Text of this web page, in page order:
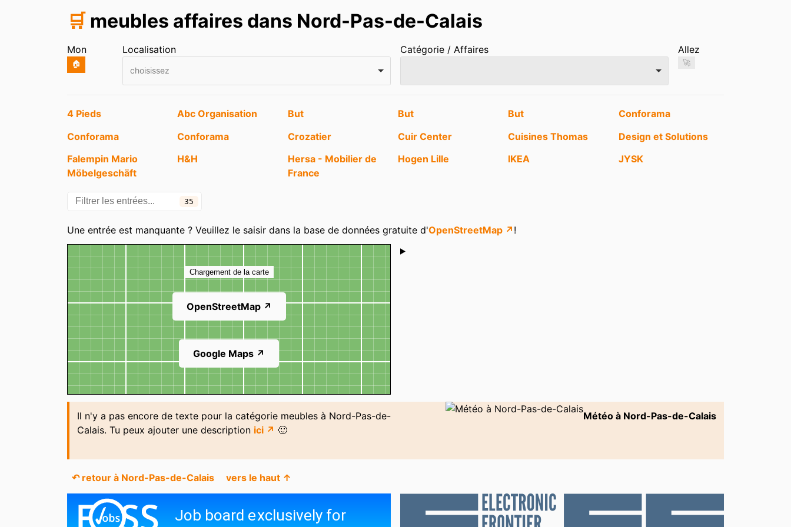
🛒 meubles affaires dans Nord-Pas-de-Calais
Mon
🏠
Localisation
choisissez
Catégorie / Affaires Allez
🚀
Entrées
4 Pieds Abc Organisation But But But
Conforama
Conforama
Conforama Crozatier Cuir Center Cuisines Thomas
Design et Solutions
Falempin Mario
Möbelgeschäft
H&H
Hersa - Mobilier de
France
Hogen Lille IKEA JYSK
Kaan Meuble
Maisons du Monde
Maisons du Monde Maisons du Monde Meubles Bodart Meubles Cachart
Société Auxiliaire du
35
Une entrée est manquante ? Veuillez le saisir dans la base de données gratuite d'OpenStreetMap ↗ !
Carte
Chargement de la carte
OpenStreetMap ↗
Google Maps ↗
Shoutbox
Il n'y a pas encore de texte pour la catégorie meubles à Nord-Pas-de-
Calais. Tu peux ajouter une description ici ↗ 🙂
Météo à Nord-Pas-de-Calais
↶ retour à Nord-Pas-de-Calais vers le haut ↑